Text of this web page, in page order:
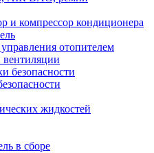
и компрессор кондиционера
отопителем
безопасности
жидкостей
в сборе